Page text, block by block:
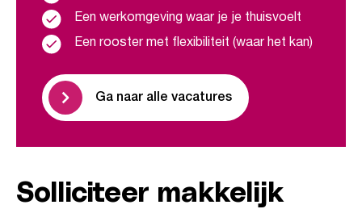
Een werkomgeving waar je je thuisvoelt
Een rooster met flexibiliteit (waar het kan)
Ga naar alle vacatures
Solliciteer makkelijk